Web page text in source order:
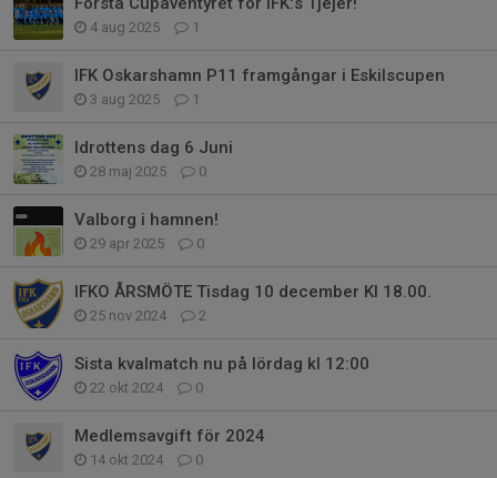
4 aug 2025 1
IFK Oskarshamn P11 framgångar i Eskilscupen
3 aug 2025 1
Idrottens dag 6 Juni
28 maj 2025 0
Valborg i hamnen!
29 apr 2025 0
IFKO ÅRSMÖTE Tisdag 10 december Kl 18.00.
25 nov 2024 2
Sista kvalmatch nu på lördag kl 12:00
22 okt 2024 0
Medlemsavgift för 2024
14 okt 2024 0